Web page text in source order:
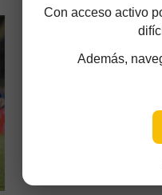
Copa Argentina
Con acceso activo
Además,